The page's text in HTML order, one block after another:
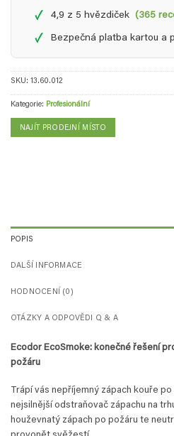
✓ 4,9 z 5 hvězdiček(365
✓ Bezpečná platba kartou a
SKU: 13.60.012
Kategorie: Profesionální
NAJÍT PRODEJNÍ MÍSTO
POPIS
DALŠÍ INFORMACE
HODNOCENÍ (0)
OTÁZKY A ODPOVĚDI Q & A
Ecodor EcoSmoke: konečné řešení
požáru
Trápí vás nepříjemný zápach kouře
nejsilnější odstraňovač zápachu na
houževnatý zápach po požáru te